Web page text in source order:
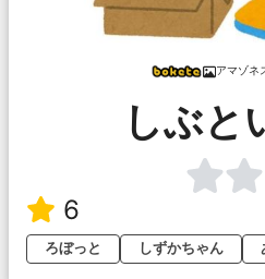
アマゾネ
しぶと
6
ろぼっと
しずかちゃん